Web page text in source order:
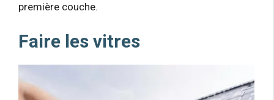
première couche.
Faire les vitres